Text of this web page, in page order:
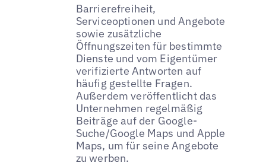
Barrierefreiheit,
Serviceoptionen und Angebote
sowie zusätzliche
Öffnungszeiten für bestimmte
Dienste und vom Eigentümer
verifizierte Antworten auf
häufig gestellte Fragen.
Außerdem veröffentlicht das
Unternehmen regelmäßig
Beiträge auf der Google-
Suche/Google Maps und Apple
Maps, um für seine Angebote
zu werben.